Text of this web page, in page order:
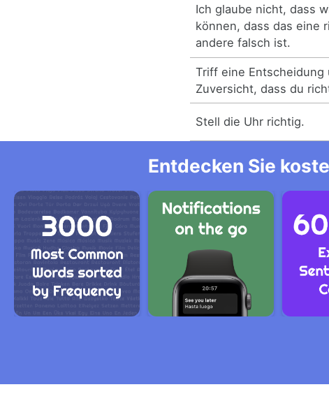
Ich glaube nicht, dass
können, dass das eine
andere falsch ist.
Triff eine
Zuversicht, dass du
Stell die Uhr richtig.
Entdecken Sie